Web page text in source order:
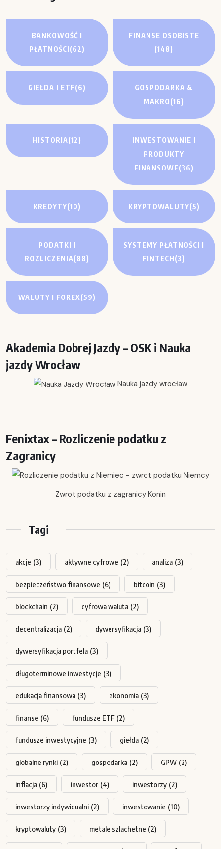
BANKOWOŚĆ I
PŁATNOŚCI(62)
FINANSE OSOBISTE
(148)
GIEŁDA I ETF(6)
GOSPODARKA &
MAKRO(16)
HISTORIA(12)
INWESTOWANIE I
PRODUKTY
FINANSOWE(36)
KREDYTY(10) KRYPTOWALUTY(5)
PODATKI I
ROZLICZENIA(88)
SYSTEMY PŁATNOŚCI I
FINTECH(3)
WALUTY I FOREX(59)
Akademia Dobrej Jazdy – OSK i Nauka
jazdy Wrocław
Nauka jazdy wrocław
Fenixtax – Rozliczenie podatku z
Zagranicy
Zwrot podatku z zagranicy Konin
Tagi
akcje (3) aktywne cyfrowe (2) analiza (3)
bezpieczeństwo finansowe (6) bitcoin (3)
blockchain (2) cyfrowa waluta (2)
decentralizacja (2) dywersyfikacja (3)
dywersyfikacja portfela (3)
długoterminowe inwestycje (3)
edukacja finansowa (3) ekonomia (3)
finanse (6) fundusze ETF (2)
fundusze inwestycyjne (3) giełda (2)
globalne rynki (2) gospodarka (2) GPW (2)
inflacja (6) inwestor (4) inwestorzy (2)
inwestorzy indywidualni (2) inwestowanie (10)
kryptowaluty (3) metale szlachetne (2)